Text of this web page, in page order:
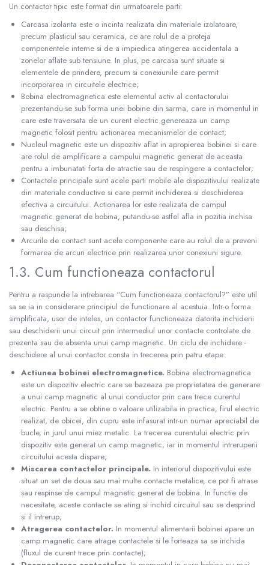
Un contactor tipic este format din urmatoarele parti:
Carcasa izolanta este o incinta realizata din materiale izolatoare,
precum plasticul sau ceramica, ce are rolul de a proteja
componentele interne si de a impiedica atingerea accidentala a
zonelor aflate sub tensiune. In plus, pe carcasa sunt situate si
elementele de prindere, precum si conexiunile care permit
incorporarea in circuitele electrice;
Bobina electromagnetica este elementul activ al contactorului
prezentandu-se sub forma unei bobine din sarma, care in momentul in
care este traversata de un curent electric genereaza un camp
magnetic folosit pentru actionarea mecanismelor de contact;
Nucleul magnetic este un dispozitiv aflat in apropierea bobinei si care
are rolul de amplificare a campului magnetic generat de aceasta
pentru a imbunatati forta de atractie sau de respingere a contactelor;
Contactele principale sunt acele parti mobile ale dispozitivului realizate
din materiale conductive si care permit inchiderea si deschiderea
efectiva a circuitului. Actionarea lor este realizata de campul
magnetic generat de bobina, putandu-se astfel afla in pozitia inchisa
sau deschisa;
Arcurile de contact sunt acele componente care au rolul de a preveni
formarea de arcuri electrice prin realizarea unor conexiuni sigure.
1.3. Cum functioneaza contactorul
Pentru a raspunde la intrebarea “Cum functioneaza contactorul?” este util
sa se ia in considerare principiul de functionare al acestuia. Intr-o forma
simplificata, usor de inteles, un contactor functioneaza datorita inchiderii
sau deschiderii unui circuit prin intermediul unor contacte controlate de
prezenta sau de absenta unui camp magnetic. Un ciclu de inchidere -
deschidere al unui contactor consta in trecerea prin patru etape:
Actiunea bobinei electromagnetice. Bobina electromagnetica
este un dispozitiv electric care se bazeaza pe proprietatea de generare
a unui camp magnetic al unui conductor prin care trece curentul
electric. Pentru a se obtine o valoare utilizabila in practica, firul electric
realizat, de obicei, din cupru este infasurat intr-un numar apreciabil de
bucle, in jurul unui miez metalic. La trecerea curentului electric prin
dispozitiv este generat un camp magnetic, iar in momentul intreruperii
circuitului acesta dispare;
Miscarea contactelor principale. In interiorul dispozitivului este
situat un set de doua sau mai multe contacte metalice, ce pot fi atrase
sau respinse de campul magnetic generat de bobina. In functie de
necesitate, aceste contacte se ating si inchid circuitul sau se desprind
si il intrerup;
Atragerea contactelor. In momentul alimentarii bobinei apare un
camp magnetic care atrage contactele si le forteaza sa se inchida
(fluxul de curent trece prin contacte);